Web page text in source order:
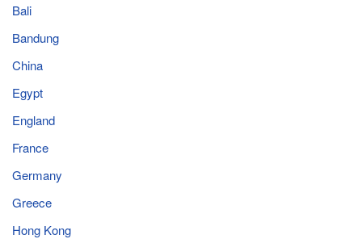
Bali
Bandung
China
Egypt
England
France
Germany
Greece
Hong Kong